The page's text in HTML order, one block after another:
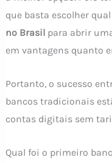
que basta escolher
no Brasilpara abrir
em vantagens quanto
Portanto, o sucesso
bancos tradicionais
contas digitais sem
Qual foi o primeiro